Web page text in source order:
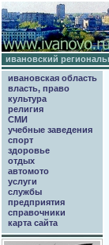
ивановский
ивановская область
власть, право
культура
религия
СМИ
учебные заведения
спорт
здоровье
отдых
автомото
услуги
службы
предприятия
справочники
карта сайта